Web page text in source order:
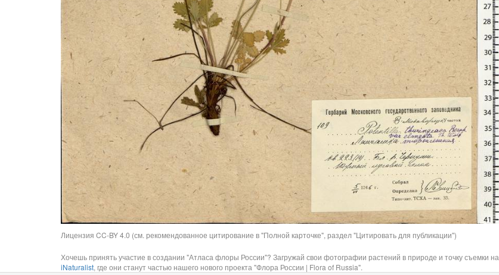
Лицензия CC-BY 4.0 (см. рекомендованное цитирование в "Полной карточке", раздел "Цитировать для публикации")
Хочешь принять участие в создании "Атласа флоры России"? Загружай свои фотографии растений в природе и точку съемки на
iNaturalist, где они станут частью нашего нового проекта "Флора России | Flora of Russia".